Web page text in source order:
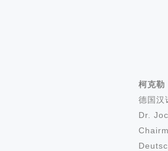
柯克勒
德国汉
Dr.